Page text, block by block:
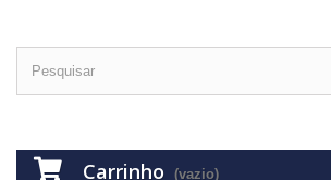
Carrinho (vazio)